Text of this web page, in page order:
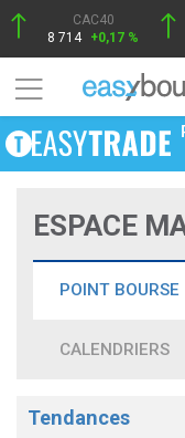
CAC40
8 714 +0,17 %
ESPACE
POINT BOURSE
CALENDRIERS
Tendances